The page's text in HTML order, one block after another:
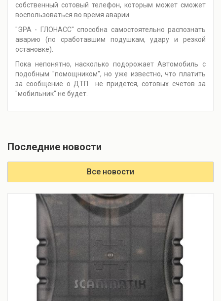
собственный сотовый телефон, которым может сможет
воспользоваться во время аварии.
"ЭРА - ГЛОНАСС" способна самостоятельно распознать
аварию (по сработавшим подушкам, удару и резкой
остановке).
Пока непонятно, насколько подорожает Автомобиль с
подобным "помощником", но уже известно, что платить
за сообщение о ДТП не придется, сотовых счетов за
"мобильник" не будет.
Последние новости
Все новости